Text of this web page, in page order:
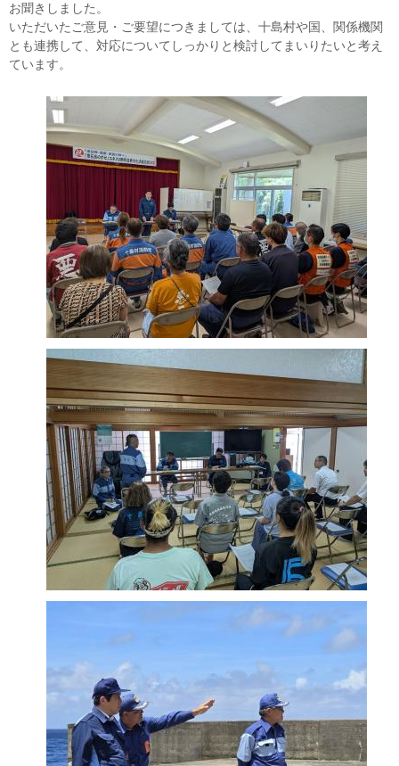
お聞きしました。
いただいたご意見・ご要望につきましては、十島村や国、関係機関
とも連携して、対応についてしっかりと検討してまいりたいと考え
ています。